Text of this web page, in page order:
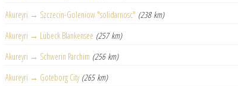
Akureyri → Szczecin-Goleniow "solidarnosc" (238 km)
Akureyri → Lübeck Blankensee (257 km)
Akureyri → Schwerin Parchim (256 km)
Akureyri → Goteborg City (265 km)